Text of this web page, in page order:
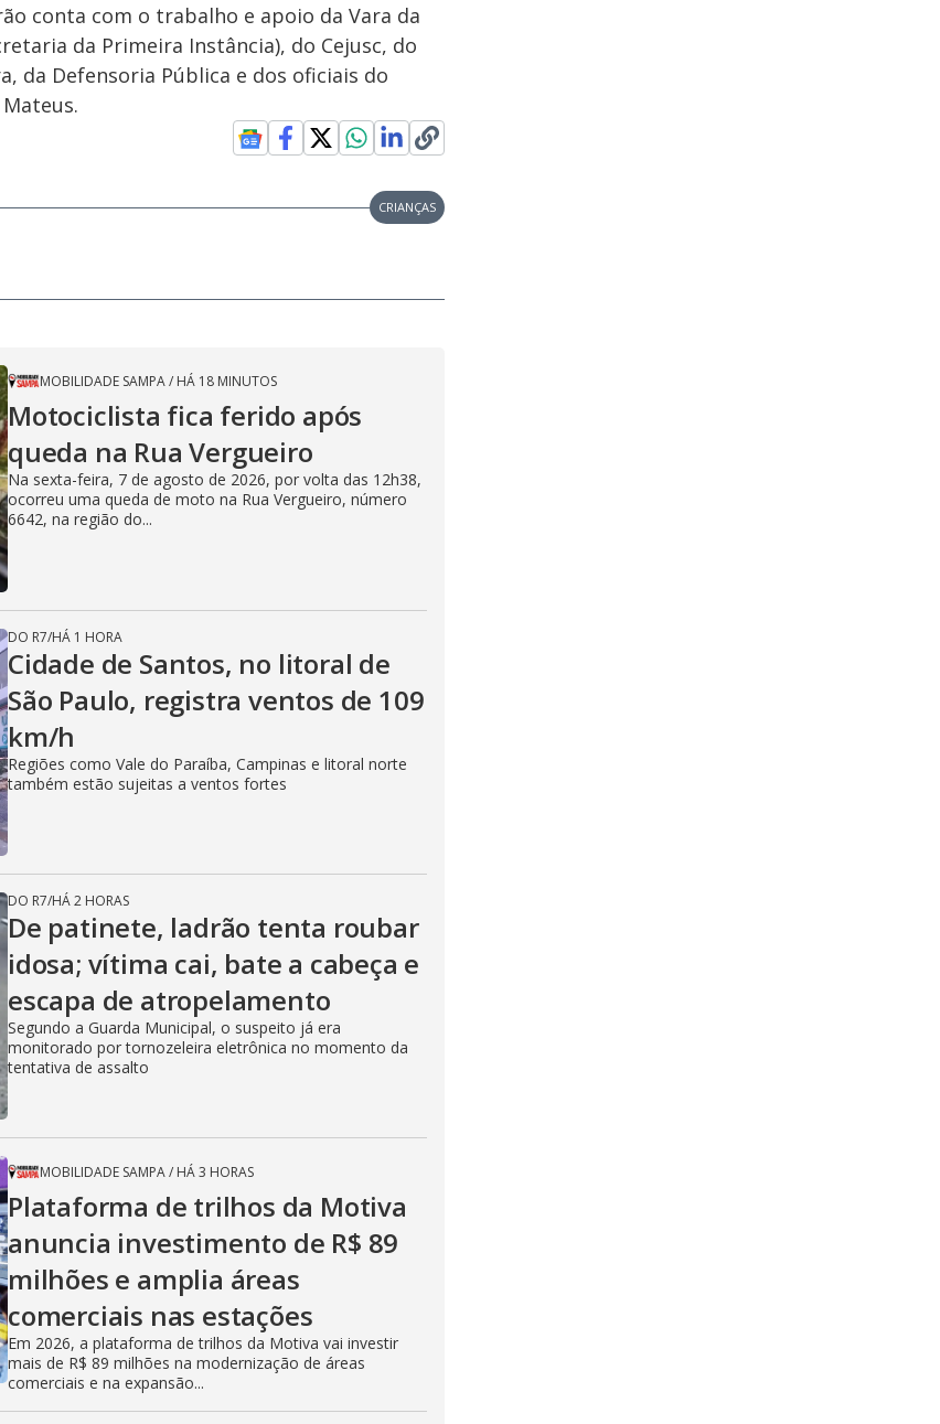
conta com o trabalho e apoio da Vara da
da Primeira Instância), do Cejusc, do
da Defensoria Pública e dos oficiais do
CRIANÇAS
MOBILIDADE SAMPA/ HÁ 18 MINUTOS
Motociclista fica ferido após
queda na Rua Vergueiro
Na sexta-feira, 7 de agosto de 2026, por volta das 12h38,
ocorreu uma queda de moto na Rua Vergueiro, número
6642, na região do...
DO R7/HÁ 1 HORA
Cidade de Santos, no litoral de
São Paulo, registra ventos de 109
km/h
Regiões como Vale do Paraíba, Campinas e litoral norte
também estão sujeitas a ventos fortes
DO R7/HÁ 2 HORAS
De patinete, ladrão tenta roubar
idosa; vítima cai, bate a cabeça e
escapa de atropelamento
Segundo a Guarda Municipal, o suspeito já era
monitorado por tornozeleira eletrônica no momento da
tentativa de assalto
MOBILIDADE SAMPA/ HÁ 3 HORAS
Plataforma de trilhos da Motiva
anuncia investimento de R$ 89
milhões e amplia áreas
comerciais nas estações
Em 2026, a plataforma de trilhos da Motiva vai investir
mais de R$ 89 milhões na modernização de áreas
comerciais e na expansão...